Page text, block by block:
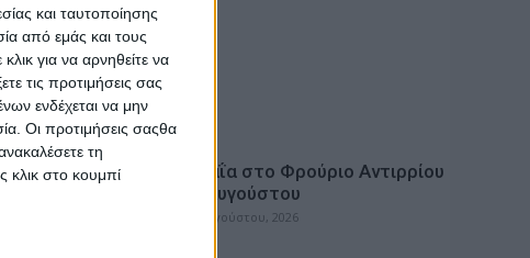
και ταυτοποίησης
από εμάς και τους
για να αρνηθείτε να
τις προτιμήσεις σας
ενδέχεται να μην
Οι προτιμήσεις σαςθα
τη
κλικ στο κουμπί
με
Η Ηρώ Σαΐα στο Φρούριο Αντιρρίου
στις 17 Αυγούστου
7 Αυγούστου, 2026